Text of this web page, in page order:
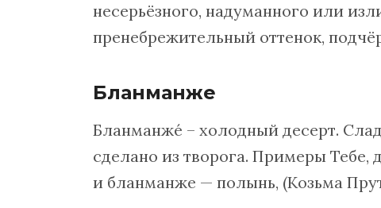
несерьёзного, надуманного или
пренебрежительный оттенок,
Бланманже
Бланманжé – холодный десерт.
сделано из творога. Примеры
и бланманже — полынь, (Козьма